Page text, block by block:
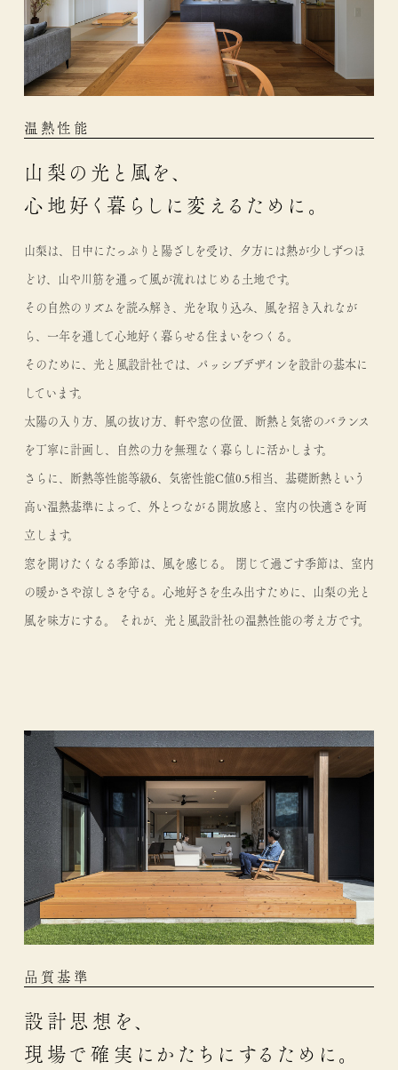
温熱性能
山梨の光と風を、
心地好く暮らしに変えるために。
山梨は、日中にたっぷりと陽ざしを受け、夕方には熱が少しずつほ
どけ、山や川筋を通って風が流れはじめる土地です。
その自然のリズムを読み解き、光を取り込み、風を招き入れなが
ら、一年を通して心地好く暮らせる住まいをつくる。
そのために、光と風設計社では、パッシブデザインを設計の基本に
しています。
太陽の入り方、風の抜け方、軒や窓の位置、断熱と気密のバランス
を丁寧に計画し、自然の力を無理なく暮らしに活かします。
さらに、断熱等性能等級6、気密性能C値0.5相当、基礎断熱という
高い温熱基準によって、外とつながる開放感と、室内の快適さを両
立します。
窓を開けたくなる季節は、風を感じる。 閉じて過ごす季節は、室内
の暖かさや涼しさを守る。心地好さを生み出すために、山梨の光と
風を味方にする。 それが、光と風設計社の温熱性能の考え方です。
品質基準
設計思想を、
現場で確実にかたちにするために。